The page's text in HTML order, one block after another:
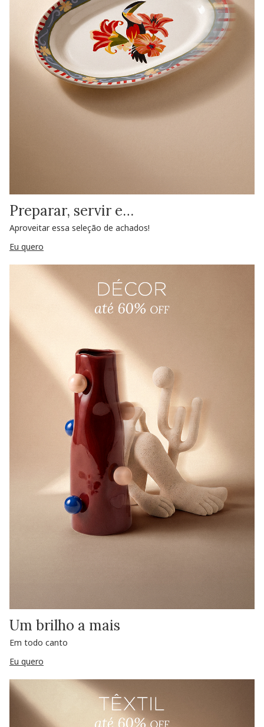
Preparar, servir e…
Aproveitar essa seleção de achados!
Eu quero
Um brilho a mais
Em todo canto
Eu quero